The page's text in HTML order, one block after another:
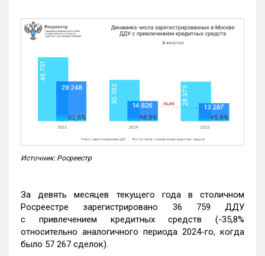
Источник: Росреестр
За девять месяцев текущего года в столичном
Росреестре зарегистрировано 36 759 ДДУ
с привлечением кредитных средств (-35,8%
относительно аналогичного периода 2024-го, когда
было 57 267 сделок).